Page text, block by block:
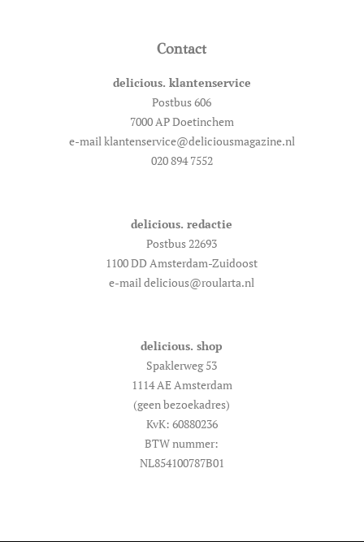
Contact
delicious. klantenservice
Postbus 606
7000 AP Doetinchem
e-mail klantenservice@deliciousmagazine.nl
020 894 7552
delicious. redactie
Postbus 22693
1100 DD Amsterdam-Zuidoost
e-mail delicious@roularta.nl
delicious. shop
Spaklerweg 53
1114 AE Amsterdam
(geen bezoekadres)
KvK: 60880236
BTW nummer:
NL854100787B01